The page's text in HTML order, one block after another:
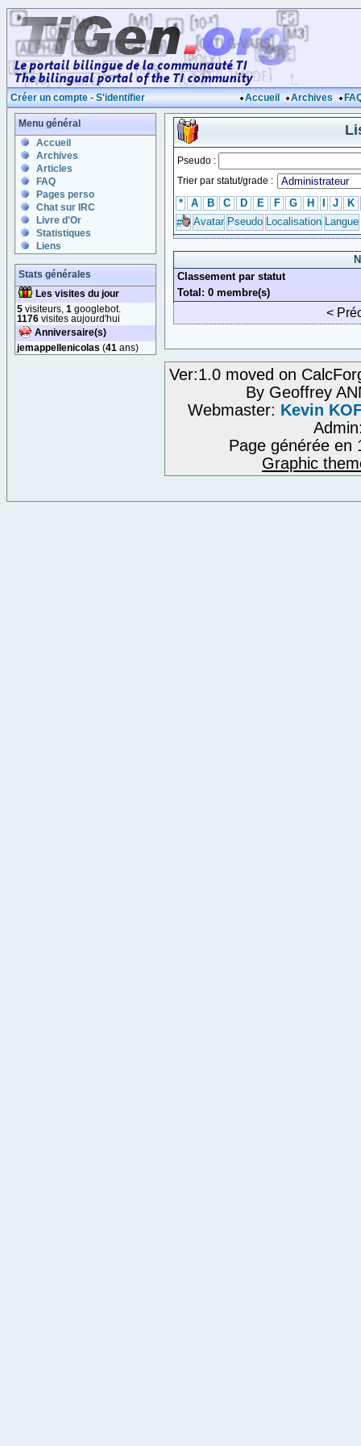
Créer un compte - S'identifier Accueil Archives
Menu général
Accueil
Archives
Articles
FAQ
Pages perso
Chat sur IRC
Livre d'Or
Statistiques
Liens
Stats générales
Les visites du jour
5 visiteurs, 1 googlebot.
1176 visites aujourd'hui
Anniversaire(s)
jemappellenicolas (41 ans)
Pseudo :
Trier par statut/grade :
* A B C D E F G H J
K
#
Avatar Pseudo Localisation Langue
Classement par statut
Total: 0 membre(s)
<
Ver:1.0 moved on
By Geoffrey
Webmaster: Kevin
Page générée en
Graphic